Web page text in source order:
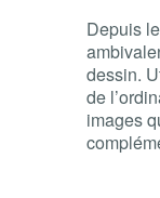
Depuis
dessin.
de
images